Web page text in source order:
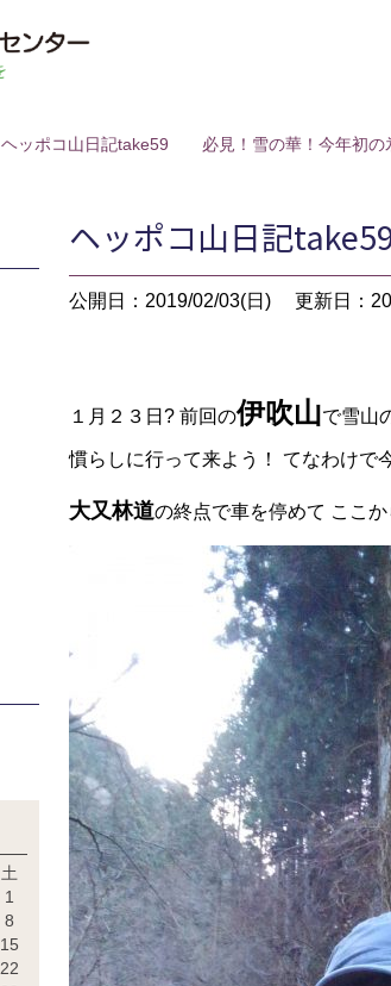
ヘッポコ山日記take59 必見！雪の華！今年初の
ヘッポコ山日記
公開日：2019/02/03(日) 更新日：
１月２３日? 前回の伊吹山で雪山
慣らしに行って来よう！ てなわけで
大又林道の終点で車を停めて ここ
土
1
8
15
22